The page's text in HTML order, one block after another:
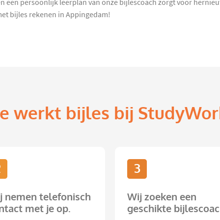
een persoonlijk leerplan van onze bijlescoach zorgt voor
bijles rekenen in Appingedam!
werkt bijles bij
nemen telefonisch
met je op.
3
Wij zoeken een
geschikte